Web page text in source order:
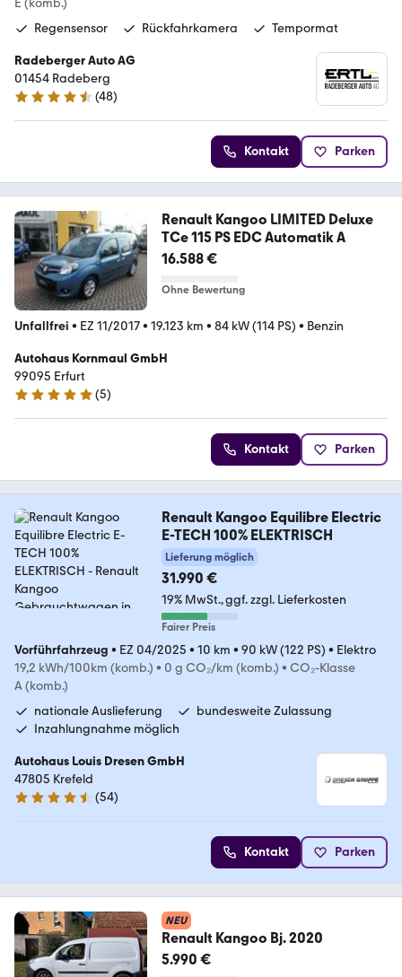
E (komb.)
Regensensor
Rückfahrkamera Tempormat
Radeberger Auto AG
01454 Radeberg
4.7 Sterne
(48)
Kontakt Parken
Renault Kangoo LIMITED Deluxe
TCe 115 PS EDC Automatik A
16.588 €
Ohne Bewertung
Unfallfrei • EZ 11/2017• 19.123 km • 84 kW (114 PS) • Benzin
Autohaus Kornmaul GmbH
99095 Erfurt
5 Sterne
(5)
Kontakt Parken
Renault Kangoo Equilibre Electric
E-TECH 100% ELEKTRISCH
Lieferung möglich
31.990 €
19% MwSt. ggf. zzgl. Lieferkosten
Fairer Preis
Vorführfahrzeug • EZ 04/2025 • 10 km • 90 kW (122 PS) • Elektro
19,2 kWh/100km (komb.) • 0 g CO₂/km (komb.) • CO₂-Klasse
A (komb.)
nationale Auslieferung
bundesweite Zulassung
Inzahlungnahme möglich
Autohaus Louis Dresen GmbH
47805 Krefeld
4.6 Sterne
(54)
Kontakt Parken
NEU
Renault Kangoo Bj. 2020
5.990 €